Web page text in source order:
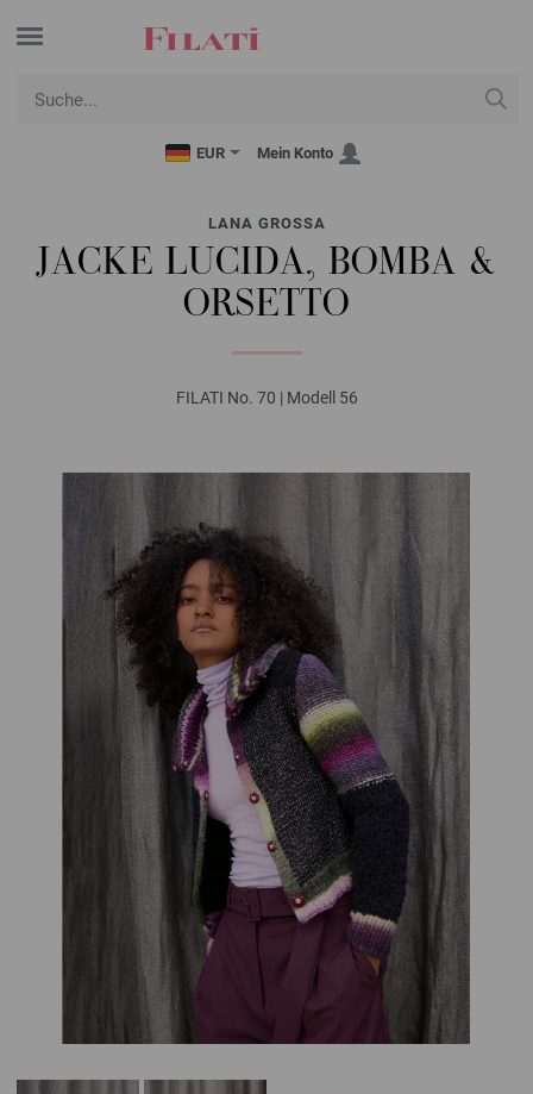
EUR Mein Konto
LANA GROSSA
JACKE LUCIDA, BOMBA &
ORSETTO
FILATI No. 70 | Modell 56